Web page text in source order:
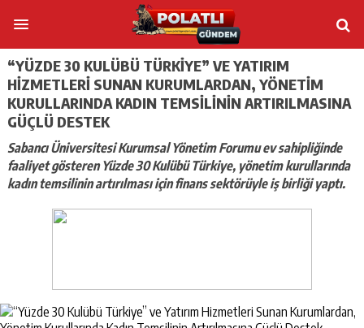
“YÜZDE 30 KULÜBÜ TÜRKIYE” VE YATIRIM
HIZMETLERI SUNAN KURUMLARDAN, YÖNETIM
KURULLARINDA KADIN TEMSILININ ARTIRILMASINA
GÜÇLÜ DESTEK
Sabancı Üniversitesi Kurumsal Yönetim Forumu ev sahipliğinde
faaliyet gösteren Yüzde 30 Kulübü Türkiye, yönetim kurullarında
kadın temsilinin artırılması için finans sektörüyle iş birliği yaptı.